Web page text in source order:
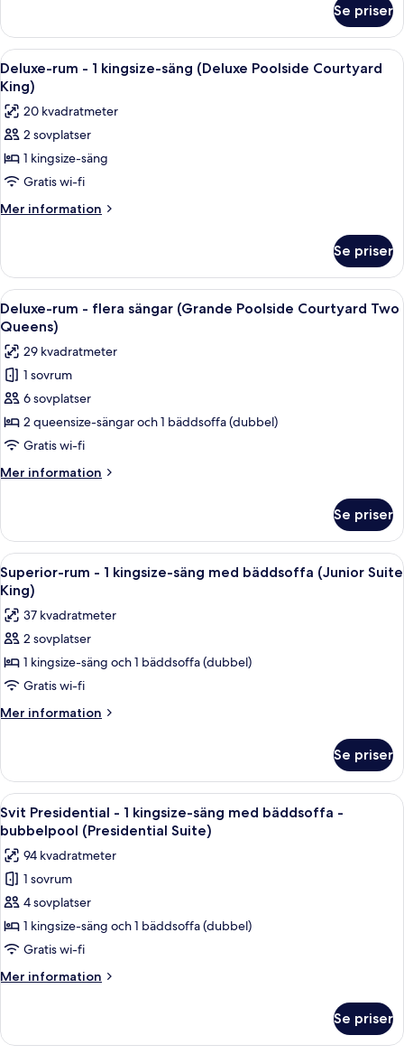
Poolside
Courtyard
Two
Queens)
rum
2
queensize-
sängar
(Deluxe
Poolside
Courtyard
Two
Queens)
Se priser
Öppna
alla
foton
för
Deluxe-
rum
-
1
(Deluxe
Poolside
Courtyard
King)
Ett välordnat sovrum med en säng,
5
Deluxe-rum - 1 kingsize-säng (Deluxe Poolside Courtyard
King)
20 kvadratmeter
2 sovplatser
1 kingsize-säng
Gratis wi-fi
Mer information
Mer
rum
1
kingsize-
(Deluxe
Poolside
Courtyard
King)
Se priser
Öppna
alla
foton
för
Deluxe-
rum
-
flera
sängar
(Grande
Courtyard
Two
Queens)
Ett hotellrum med två sängar, en
5
Deluxe-rum - flera sängar (Grande Poolside Courtyard Two
Queens)
29 kvadratmeter
1 sovrum
6 sovplatser
2 queensize-sängar och 1 bäddsoffa (dubbel)
Gratis wi-fi
Mer information
Mer
rum
flera
sängar
(Grande
Poolside
Courtyard
Queens)
Se priser
Öppna
alla
foton
för
Superior-
rum
-
1
med
bäddsoffa
(Junior
Suite
King)
Ett sovrum med en stor säng, en
4
Superior-rum - 1 kingsize-säng med bäddsoffa (Junior Suite
King)
37 kvadratmeter
2 sovplatser
1 kingsize-säng och 1 bäddsoffa (dubbel)
Gratis wi-fi
Mer information
Mer
rum
1
kingsize-
med
bäddsoffa
(Junior
Suite
King)
Se priser
Öppna
alla
foton
för
Svit
Presidential
-
1
kingsize-
säng
bäddsoffa
Ett modernt vardagsrum med ett
7
Svit Presidential - 1 kingsize-säng med bäddsoffa -
bubbelpool (Presidential Suite)
94 kvadratmeter
1 sovrum
4 sovplatser
1 kingsize-säng och 1 bäddsoffa (dubbel)
Gratis wi-fi
Mer information
Mer
Presidential
Se priser